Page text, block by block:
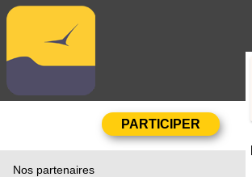
Nos partenaires